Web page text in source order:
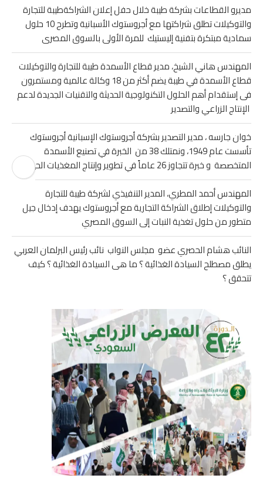
مديرو القطاعات بشركة طيبة خلال حفل إعلان الشراكةطيبة للتجارة
والتوكيلات تطلق شراكتها مع أجروستوك الأسبانية وتطرح 10 حلول
سمادية مبتكرة بتفنية إليستيك للمرة الأولى بالسوق المصرى
المهندس هاني الشيخ، مدير قطاع الأسمدة طيبة للتجارة والتوكيلات
قطاع الأسمدة في طيبة يضم أكثر من 18 وكالة عالمية ومستمرون
فى إستقدام أهم الحلول التكنولوجية الحديثة والتقنيات الجديدة لدعم
الإنتاج الزراعي والتصدير
خوان جارسه ، مدير التصدير بشركة أجروستوك الإسبانية أجروستوك
تأسست عام 1949، ونمتلك 38 من الخبرة في تصنيع الأسمدة
المتخصصة و خبرة تتجاوز 26 عاماً في تطوير وإنتاج المغذيات الحيوية
المهندس أحمد المطري، المدير التنفيذي لشركة طيبة للتجارة
والتوكيلات إطلاق الشراكة التجارية مع أجروستوك يهدف إدخال جيل
متطور من حلول تغذية النبات إلى السوق المصري
النائب هشام الحصري عضو مجلس النواب نائب رئيس البرلمان العربي
يطلق مصطلح السيادة الغذائية ؟ ما هى السيادة الغذائية ؟ كيف
تتحقق ؟